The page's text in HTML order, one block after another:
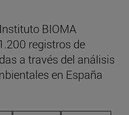
BIOMA
registros de
a través del análisis
en España